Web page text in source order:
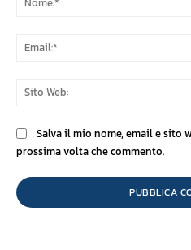
Salva il mio nome, email e sito
prossima volta che commento.